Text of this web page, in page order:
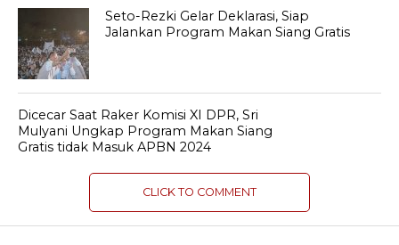
Seto-Rezki Gelar Deklarasi, Siap
Jalankan Program Makan Siang Gratis
Dicecar Saat Raker Komisi XI DPR, Sri
Mulyani Ungkap Program Makan Siang
Gratis tidak Masuk APBN 2024
CLICK TO COMMENT